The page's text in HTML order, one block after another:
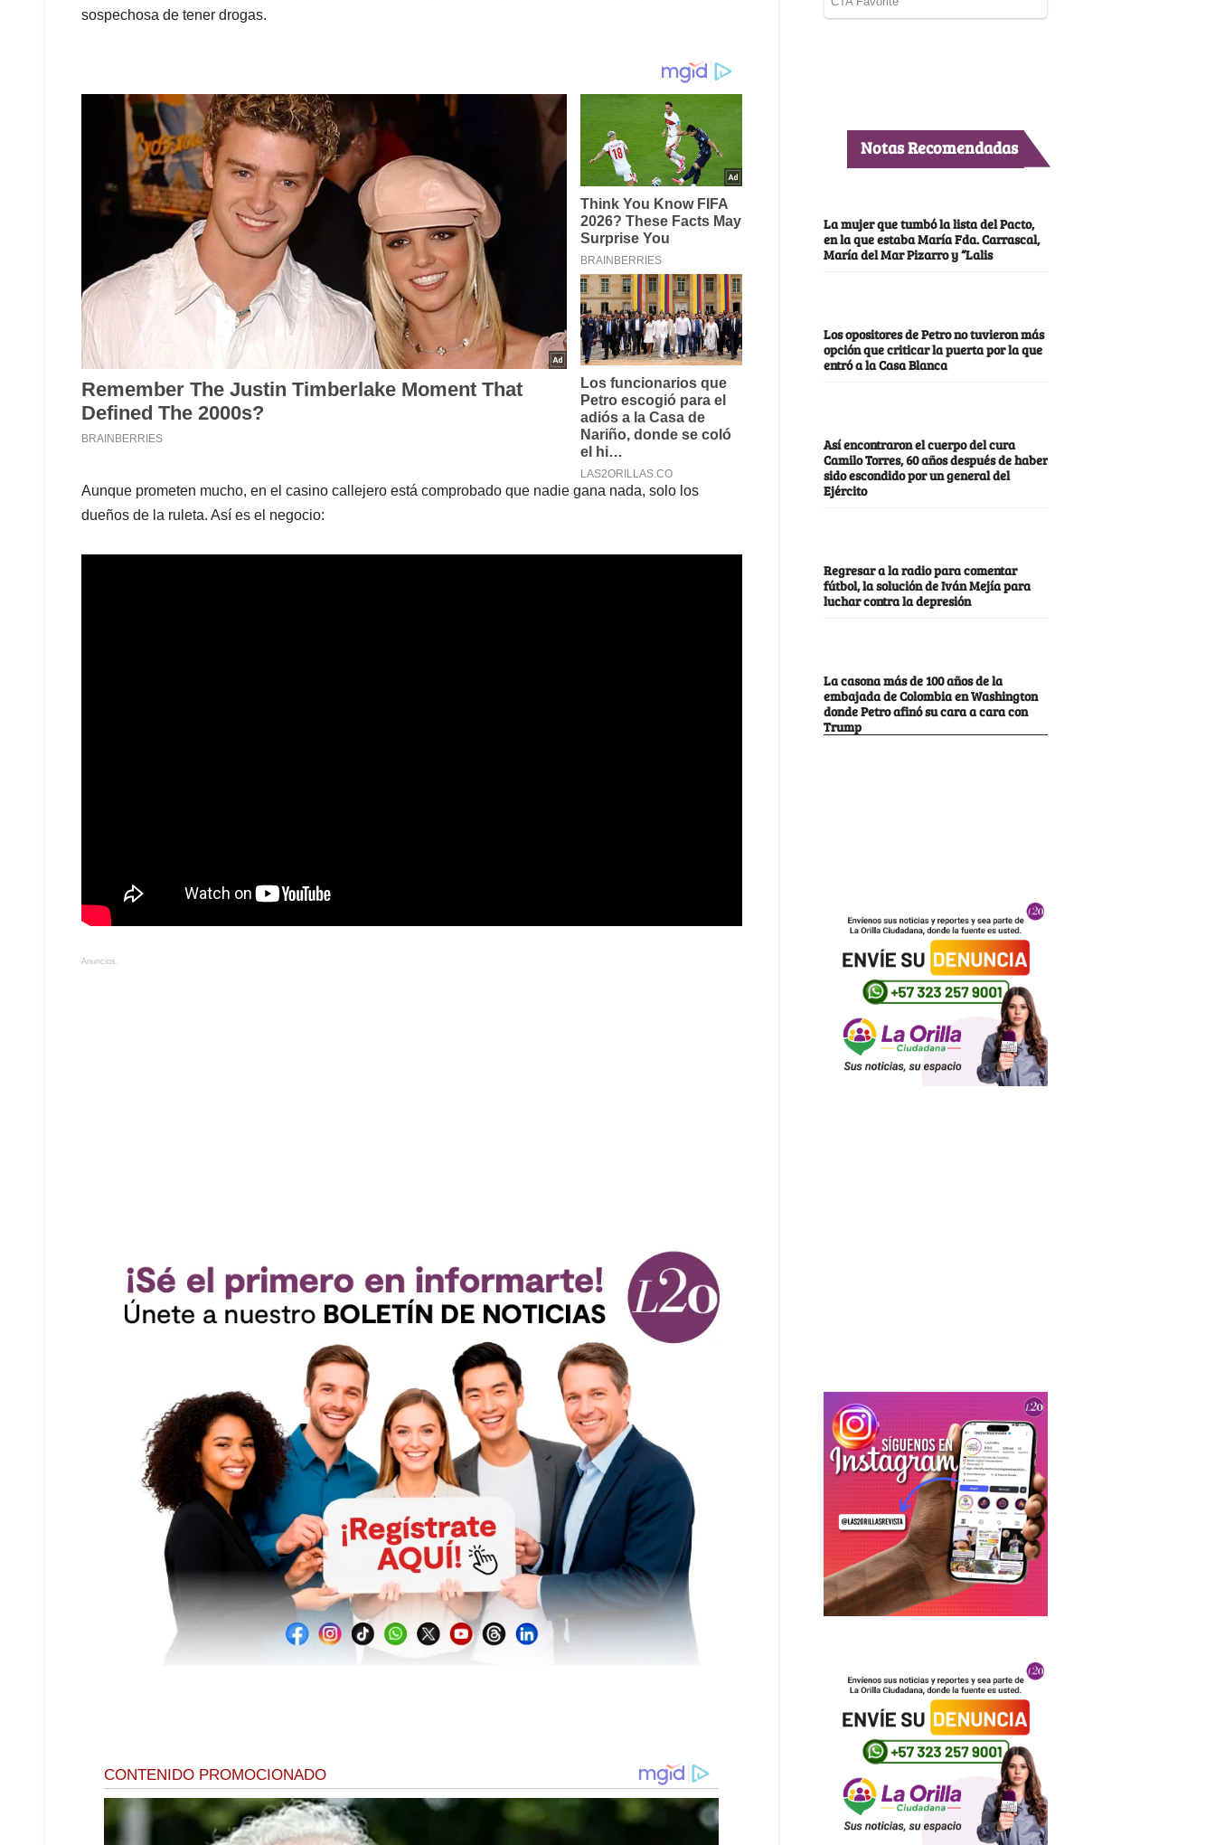
sospechosa de tener drogas.
Aunque prometen mucho, en el casino callejero está comprobado que nadie gana nada, solo los
dueños de la ruleta. Así es el negocio:
Anuncios.
Notas Recomendadas
La mujer que tumbó la lista del Pacto,
en la que estaba María Fda. Carrascal,
María del Mar Pizarro y “Lalis
Los opositores de Petro no tuvieron más
opción que criticar la puerta por la que
entró a la Casa Blanca
Así encontraron el cuerpo del cura
Camilo Torres, 60 años después de haber
sido escondido por un general del
Ejército
Regresar a la radio para comentar
fútbol, la solución de Iván Mejía para
luchar contra la depresión
La casona más de 100 años de la
embajada de Colombia en Washington
donde Petro afinó su cara a cara con
Trump